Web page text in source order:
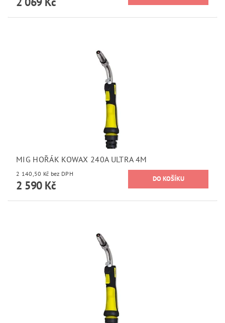
MIG HOŘÁK KOWAX 240A ULTRA 4M
2 140,50 Kč bez DPH
2 590 Kč